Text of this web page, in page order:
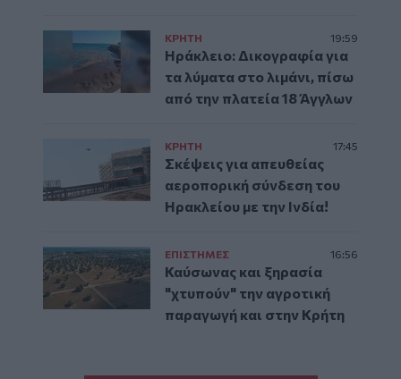
ΚΡΗΤΗ 19:59
Ηράκλειο: Δικογραφία για
τα λύματα στο λιμάνι, πίσω
από την πλατεία 18 Άγγλων
ΚΡΗΤΗ 17:45
Σκέψεις για απευθείας
αεροπορική σύνδεση του
Ηρακλείου με την Ινδία!
ΕΠΙΣΤΗΜΕΣ 16:56
Καύσωνας και ξηρασία
"χτυπούν" την αγροτική
παραγωγή και στην Κρήτη